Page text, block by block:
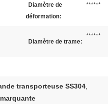
Diamètre de
déformation:
******
Diamètre de trame:
******
transporteuse SS304,